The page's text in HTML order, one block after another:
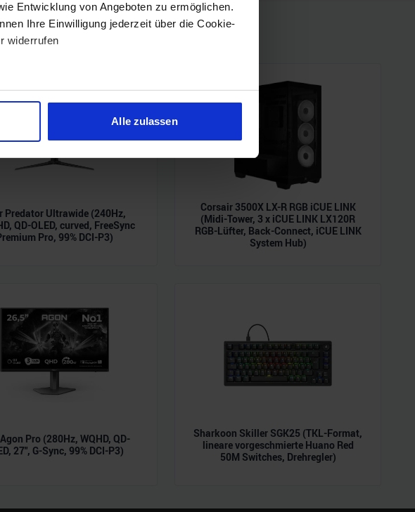
Entwicklung von Angeboten zu ermöglichen.
Ihre Einwilligung jederzeit über die Cookie-
widerrufen
Meter genau sein können
und legen Sie Ihre Präferenzen im
für soziale Medien anbieten zu können
Unsere Partner führen diese Informationen
haben oder die sie im Rahmen Ihrer Nutzung
Alle zulassen
Predator Ultrawide (240Hz,
QD-OLED, curved, FreeSync
Pro, 99% DCI-P3)
Corsair 3500X LX-R RGB iCUE LINK
(Midi-Tower, 3 x iCUE LINK LX120R
RGB-Lüfter, Back-Connect, iCUE LINK
System Hub)
Pro (280Hz, WQHD, QD-
27", G-Sync, 99% DCI-P3)
Sharkoon Skiller SGK25 (TKL-Format,
lineare vorgeschmierte Huano Red
50M Switches, Drehregler)